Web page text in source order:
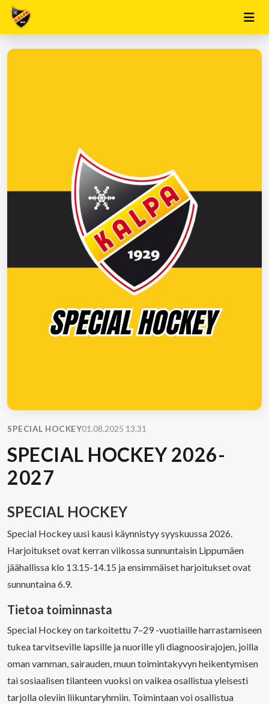
SPECIAL HOCKEY01.08.2025 13.31
SPECIAL HOCKEY 2026-
2027
SPECIAL HOCKEY
Special Hockey uusi kausi käynnistyy syyskuussa 2026.
Harjoitukset ovat kerran viikossa sunnuntaisin Lippumäen
jäähallissa klo 13.15-14.15 ja ensimmäiset harjoitukset ovat
sunnuntaina 6.9.
Tietoa toiminnasta
Special Hockey on tarkoitettu 7–29 -vuotiaille harrastamiseen
tukea tarvitseville lapsille ja nuorille yli diagnoosirajojen, joilla
oman vamman, sairauden, muun toimintakyvyn heikentymisen
tai sosiaalisen tilanteen vuoksi on vaikea osallistua yleisesti
tarjolla oleviin liikuntaryhmiin. Toimintaan voi osallistua